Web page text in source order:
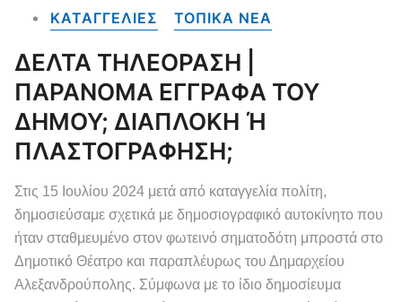
ΚΑΤΑΓΓΕΛΙΕΣ ΤΟΠΙΚΑ NEA
ΔΕΛΤΑ ΤΗΛΕΟΡΑΣΗ |
ΠΑΡΑΝΟΜΑ ΕΓΓΡΑΦΑ ΤΟΥ
ΔΗΜΟΥ; ΔΙΑΠΛΟΚΗ Ή
ΠΛΑΣΤΟΓΡΑΦΗΣΗ;
Στις 15 Ιουλίου 2024 μετά από καταγγελία πολίτη,
δημοσιεύσαμε σχετικά με δημοσιογραφικό αυτοκίνητο που
ήταν σταθμευμένο στον φωτεινό σηματοδότη μπροστά στο
Δημοτικό Θέατρο και παραπλέυρως του Δημαρχείου
Αλεξανδρούπολης. Σύμφωνα με το ίδιο δημοσίευμα